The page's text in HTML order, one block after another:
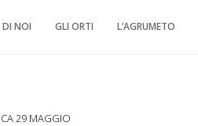
NOI GLI ORTI L’AGRUMETO
29 MAGGIO